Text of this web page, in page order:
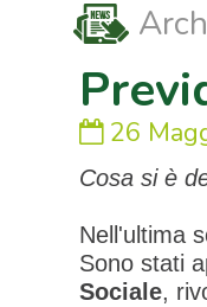
26
Cosa si è
Nell'ultima
Sono stati
Sociale,